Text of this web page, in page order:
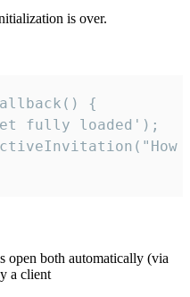
is over.
{
fully loaded');
open both automatically (via
a client